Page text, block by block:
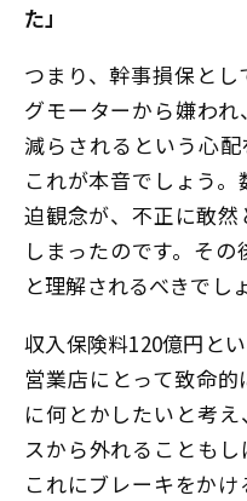
た」
つまり、幹事損保と
グモーターから嫌わ
減らされるという心配
これが本音でしょう
迫観念が、不正に敢
しまったのです。その
と理解されるべきでしょ
収入保険料120億円と
営業店にとって致命
に何とかしたいと考
スから外れることもし
これにブレーキをか